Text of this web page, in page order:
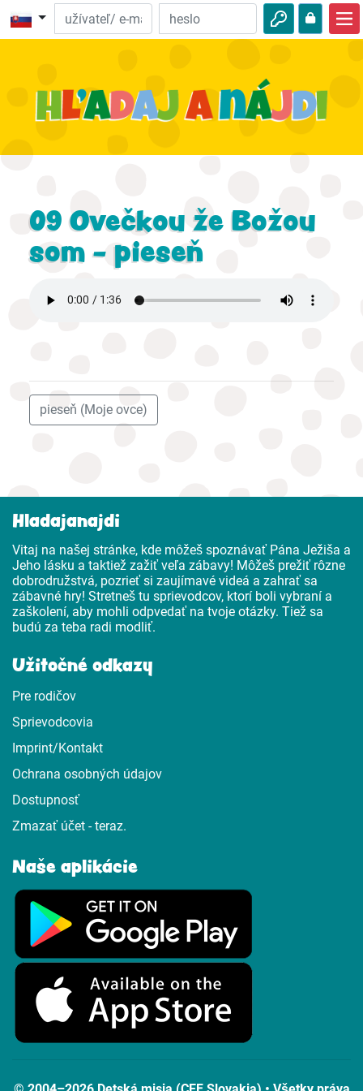
Biblické dobrodružstvá
Dobrodružstvá
Aktivity
09 Ovečkou že Božou
som - pieseň
pieseň (Moje ovce)
Hladajanajdi
Vitaj na našej stránke, kde môžeš spoznávať Pána Ježiša a
Jeho lásku a taktiež zažiť veľa zábavy! Môžeš prežiť rôzne
dobrodružstvá, pozrieť si zaujímavé videá a zahrať sa
zábavné hry! Stretneš tu sprievodcov, ktorí boli vybraní a
zaškolení, aby mohli odpvedať na tvoje otázky. Tiež sa
budú za teba radi modliť.
Užitočné odkazy
Pre rodičov
Sprievodcovia
Imprint/Kontakt
Ochrana osobných údajov
Dostupnosť
Zmazať účet - teraz.
Naše aplikácie